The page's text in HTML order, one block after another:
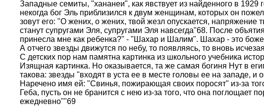
Западные семиты, "хананеи", как явствует из найденного в
некогда бог Эль приблизился к двум женщинам, которых он
зовут его: "О жених, о жених, твой жезл опускается, напряжение
станут супругами Эля, супругами Эля навсегда"68. После
принесла мне как ребенка?" - "Шахар и Шалим". Шахар - это
А отчего звезды движутся по небу, то появляясь, то вновь
С детских пор нам памятна картинка из школьного учебника
Изящная картинка. Но оказывается, та же самая богиня Нут в
такова: звезды "входят в уста ее в месте головы ее на западе,
Наречено имя ей: "Свинья, пожирающая своих поросят" из-за
Геба, пусть он не бранится с нею из-за того, что она поглощает
ежедневно""69